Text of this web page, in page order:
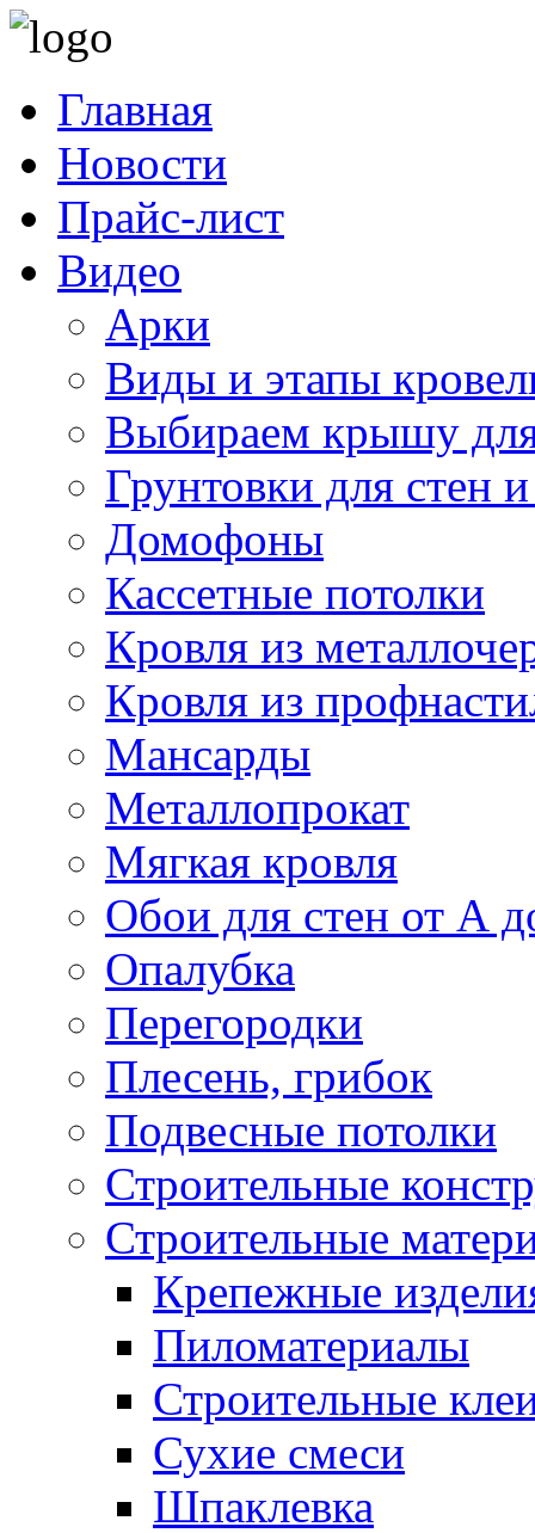
Главная
Новости
Прайс-лист
Видео
Арки
Виды и этапы
Выбираем крышу
Грунтовки для стен
Домофоны
Кассетные потолки
Кровля из
Кровля из
Мансарды
Металлопрокат
Мягкая кровля
Обои для стен от А
Опалубка
Перегородки
Плесень, грибок
Подвесные потолки
Строительные
Строительные
Крепежные
Пиломатериалы
Строительные
Сухие смеси
Шпаклевка